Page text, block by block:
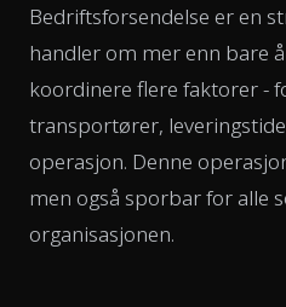
Bedriftsforsendelse er en
handler om mer enn bare
koordinere flere faktorer -
transportører,
operasjon. Denne
men også sporbar for alle
organisasjonen.